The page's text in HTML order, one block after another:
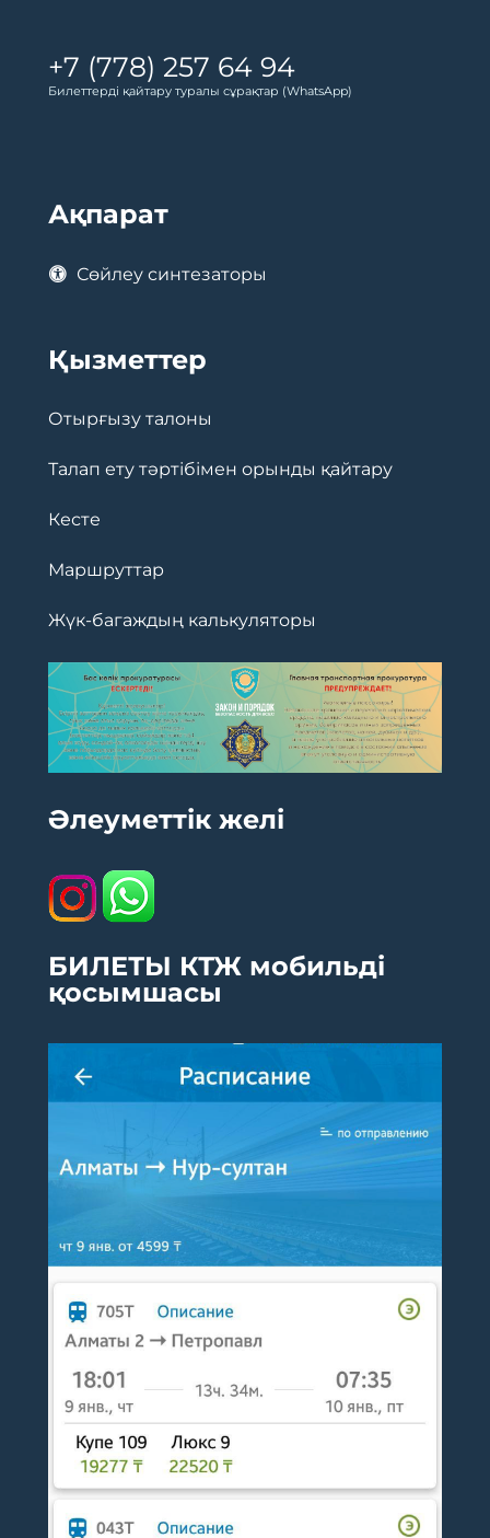
+7 (778) 257 64 94
Билеттерді қайтару туралы сұрақтар (WhatsApp)
Ақпарат
Сөйлеу синтезаторы
Қызметтер
Отырғызу талоны
Талап ету тәртібімен орынды қайтару
Кесте
Маршруттар
Жүк-багаждың калькуляторы
Әлеуметтік желі
БИЛЕТЫ КТЖ мобильді
қосымшасы